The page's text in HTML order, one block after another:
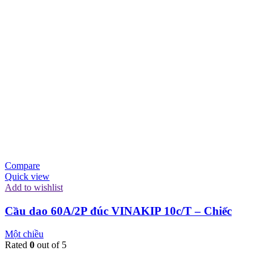
Compare
Quick view
Add to wishlist
Cầu dao 60A/2P đúc VINAKIP 10c/T – Chiếc
Một chiều
Rated 0 out of 5